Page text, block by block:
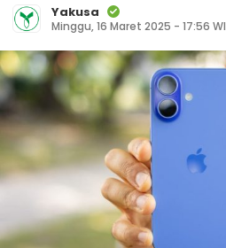
Yakusa
Minggu, 16 Maret 2025 - 17:56